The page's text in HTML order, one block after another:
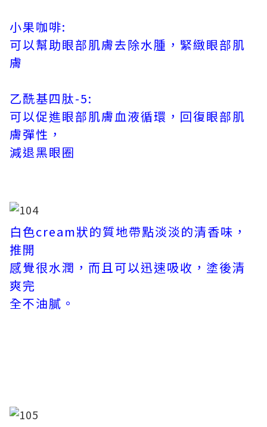
小果咖啡:
可以幫助眼部肌膚去除水腫，緊緻眼部肌
膚
乙酰基四肽-5:
可以促進眼部肌膚血液循環，回復眼部肌
膚彈性，
減退黑眼圈
白色cream狀的質地帶點淡淡的清香味，
推開
感覺很水潤，而且可以迅速吸收，塗後清
爽完
全不油膩。